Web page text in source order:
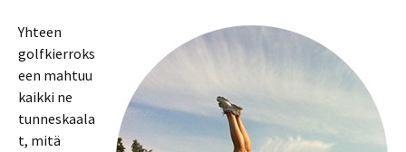
Yhteen
golfkierroks
een mahtuu
kaikki ne
tunneskaala
t, mitä